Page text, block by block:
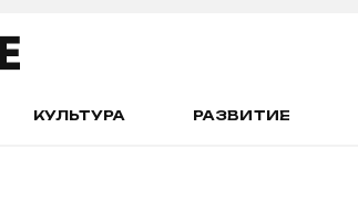
КУЛЬТУРА РАЗВИТИЕ